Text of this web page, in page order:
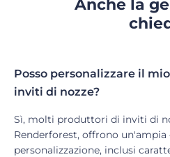
Anche la
Posso personalizzare il
inviti di nozze?
Sì, molti produttori di inviti di
Renderforest, offrono
personalizzazione, inclusi